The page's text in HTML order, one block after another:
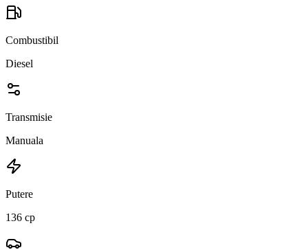
Combustibil
Diesel
Transmisie
Manuala
Putere
136 cp